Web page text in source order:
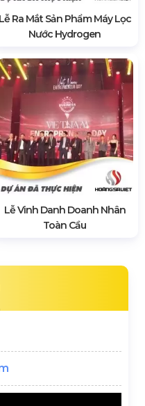
Lễ Ra Mắt Sản Phẩm Máy Lọc
Nước Hydrogen
Lễ Vinh Danh Doanh Nhân
Toàn Cầu